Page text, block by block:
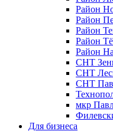
Район
Район
Район
Район
Район
СНТ
СНТ
СНТ
мкр
Для бизнеса